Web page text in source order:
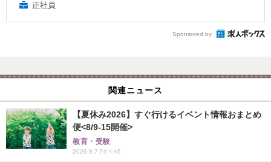
正社員
Sponsored by
関連ニュース
【夏休み2026】すぐ行けるイベント情報おまとめ
便<8/9-15開催>
教育・受験
2026.8.7 Fri 1:45